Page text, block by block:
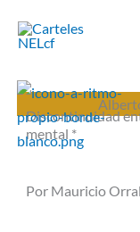
Discontinuidad
mental *
Por Mauricio